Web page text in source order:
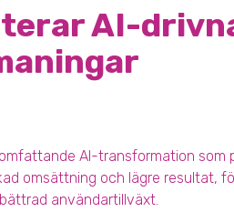
AI-
AI-transformation som
omsättning och lägre resultat,
användartillväxt.